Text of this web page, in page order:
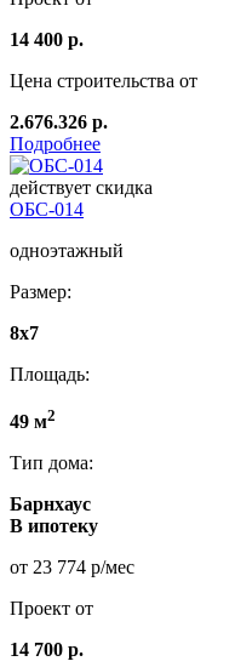
14 400 р.
Цена строительства от
2.676.326 р.
Подробнее
действует скидка
ОБС-014
одноэтажный
Размер:
8х7
Площадь:
49 м2
Тип дома:
Барнхаус
В ипотеку
от 23 774 р/мес
Проект от
14 700 р.